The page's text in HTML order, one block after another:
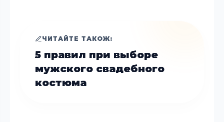
ЧИТАЙТЕ ТАКОЖ:
5 правил при выборе
мужского свадебного
костюма